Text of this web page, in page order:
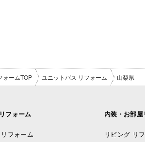
ォームTOP ユニットバス リフォーム 山梨県
フォーム
フォーム
内装・お部
リビング リ